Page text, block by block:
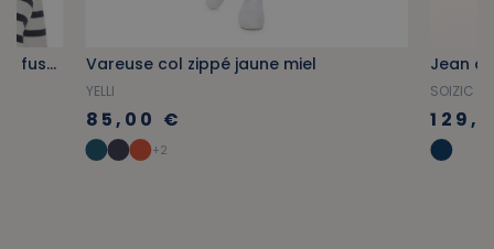
Casquette de marin réglable rose fuschia Vareuse col zippé jaune miel
YELLI
85,00 €
+2
Jean
SOIZIC